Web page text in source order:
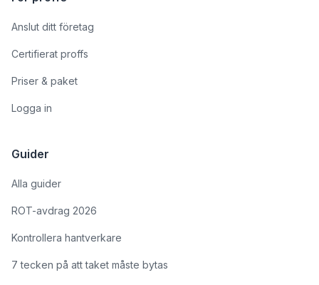
Anslut ditt företag
Certifierat proffs
Priser & paket
Logga in
Guider
Alla guider
ROT-avdrag 2026
Kontrollera hantverkare
7 tecken på att taket måste bytas